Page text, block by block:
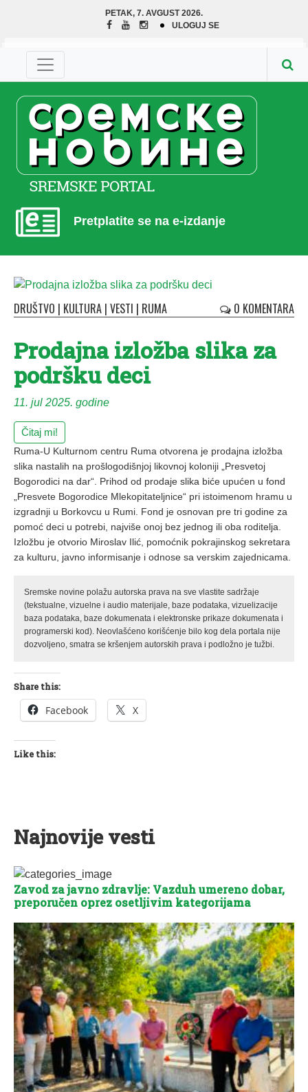
PETAK, 7. AVGUST 2026.
ULOGUJ SE
Pretplatite se na e-izdanje
DRUŠTVO | KULTURA | VESTI | RUMA 0 KOMENTARA
Prodajna izložba slika za
podršku deci
11. jul 2025. godine
Čitaj mi!
Ruma-U Kulturnom centru Ruma otvorena je prodajna izložba
slika nastalih na prošlogodišnjoj likovnoj koloniji „Presvetoj
Bogorodici na dar“. Prihod od prodaje slika biće upućen u fond
„Presvete Bogorodice Mlekopitateljnice“ pri istoimenom hramu u
izgradnji u Borkovcu u Rumi. Fond je osnovan pre tri godine za
pomoć deci u potrebi, najviše onoj bez jednog ili oba roditelja.
Izložbu je otvorio Miroslav Ilić, pomoćnik pokrajinskog sekretara
za kulturu, javno informisanje i odnose sa verskim zajednicama.
Sremske novine polažu autorska prava na sve vlastite sadržaje
(tekstualne, vizuelne i audio materijale, baze podataka, vizuelizacije
baza podataka, baze dokumenata i elektronske prikaze dokumenata i
programerski kod). Neovlašćeno korišćenje bilo kog dela portala nije
dozvoljeno, smatra se kršenjem autorskih prava i podložno je tužbi.
Share this:
Facebook X
Like this:
Najnovije vesti
Zavod za javno zdravlje: Vazduh umereno dobar,
preporučen oprez osetljivim kategorijama